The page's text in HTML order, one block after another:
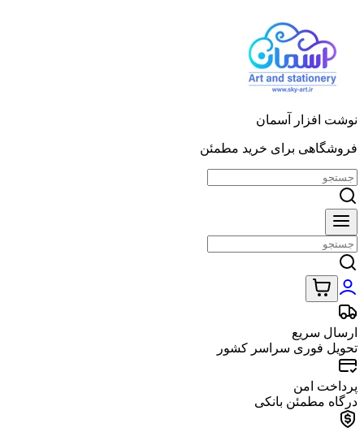
نوشت افزار آسمان
فروشگاهی برای خرید مطمئن
ارسال سریع
تحویل فوری سراسر کشور
پرداخت امن
درگاه مطمئن بانکی